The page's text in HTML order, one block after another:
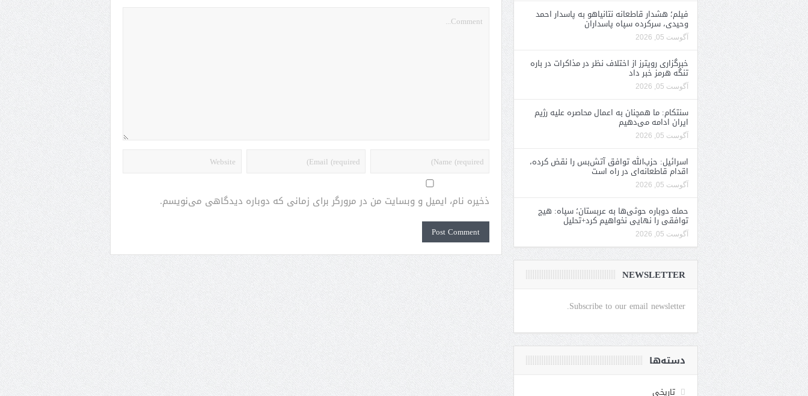
ذخیره نام، ایمیل و وبسایت من در مرورگر برای زمانی که دوباره دیدگاهی می‌نویسم.
فیلم؛ هشدار قاطعانه نتانیاهو به پاسدار احمد
وحیدی، سرکرده سپاه پاسداران
آگوست 05, 2026
خبرگزاری رویترز از اختلاف نظر در مذاکرات در باره
تنگه هرمز خبر داد
آگوست 05, 2026
سنتکام: ما همچنان به اعمال محاصره علیه رژیم
ایران ادامه می‌دهیم
آگوست 05, 2026
اسرائیل: حزب‌الله توافق آتش‌بس را نقض کرده،
اقدام قاطعانه‌ای در راه است
آگوست 05, 2026
حمله دوباره حوثی‌ها به عربستان؛ سپاه: هیچ
توافقی را نهایی نخواهیم کرد+تحلیل
آگوست 05, 2026
NEWSLETTER
Subscribe to our email newsletter.
دسته‌ها
تاریخی